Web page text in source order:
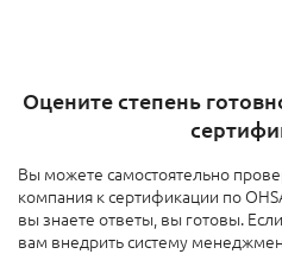
Оцените степень
Вы можете самостоятельно
компания к сертификации по
вы знаете ответы, вы готовы.
вам внедрить систему